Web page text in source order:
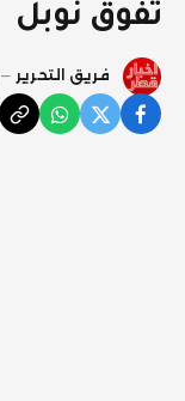
تفوق نوبل
فريق التحرير